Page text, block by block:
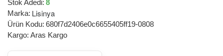
Stok Adedi: 8
Marka: Lisinya
Ürün Kodu: 680f7d2406e0c6655405ff19-0808
Kargo: Aras Kargo